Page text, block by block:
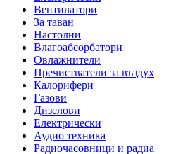
Вентилатори
За таван
Настолни
Влагоабсорбатори
Овлажнители
Пречистватели за въздух
Калорифери
Газови
Дизелови
Електрически
Аудио техника
Радиочасовници и радиа